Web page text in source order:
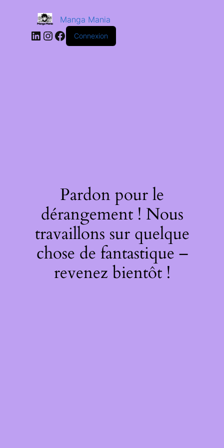
Manga Mania
Connexion
Pardon pour le
dérangement ! Nous
travaillons sur quelque
chose de fantastique –
revenez bientôt !